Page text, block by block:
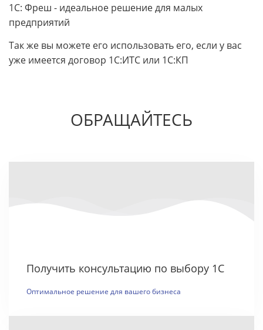
1С: Фреш - идеальное решение для малых
предприятий
Так же вы можете его использовать его, если у вас
уже имеется договор 1С:ИТС или 1С:КП
ОБРАЩАЙТЕСЬ
Получить консультацию по выбору 1С
Оптимальное решение для вашего бизнеса